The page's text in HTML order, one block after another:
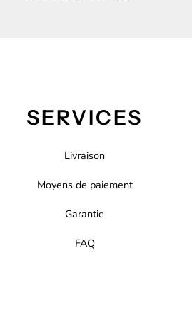
SERVICES
Livraison
Moyens de paiement
Garantie
FAQ